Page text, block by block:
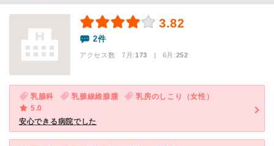
3.82
2件
アクセス数 7月:173 | 6月:252
乳腺科 乳腺線維腺腫
乳房のしこり（女性）
5.0
安心できる病院でした